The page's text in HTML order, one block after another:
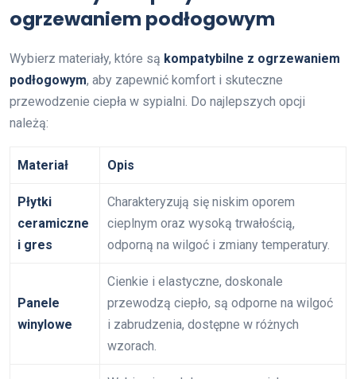
ogrzewaniem podłogowym
Wybierz materiały, które są kompatybilne z ogrzewaniem
podłogowym, aby zapewnić komfort i skuteczne
przewodzenie ciepła w sypialni. Do najlepszych opcji
należą:
Materiał Opis
Płytki
ceramiczne
i gres
Charakteryzują się niskim oporem
cieplnym oraz wysoką trwałością,
odporną na wilgoć i zmiany temperatury.
Panele
winylowe
Cienkie i elastyczne, doskonale
przewodzą ciepło, są odporne na wilgoć
i zabrudzenia, dostępne w różnych
wzorach.